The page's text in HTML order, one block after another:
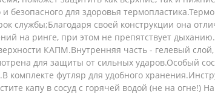
безопасного для здоровья
службы;Благодаря своей конструкции она
на ринге, при этом не препятствует
КАПМ.Внутренняя часть - гелевый
для защиты от сильных ударов.Особый
комплекте футляр для удобного
капу в сосуд с горячей водой (не на огне!)